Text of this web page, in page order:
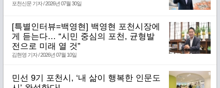
포천신문 기자 / 2026년 07월 30일
[특별인터뷰=백영현] 백영현 포천시장에
게 듣는다… “시민 중심의 포천, 균형발
전으로 미래 열 것”
김현영 기자 / 2026년 07월 10일
민선 9기 포천시, ‘내 삶이 행복한 인문도